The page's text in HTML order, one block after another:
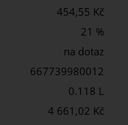
454,55 Kč
21 %
na dotaz
667739980012
0.118 L
4 661,02 Kč